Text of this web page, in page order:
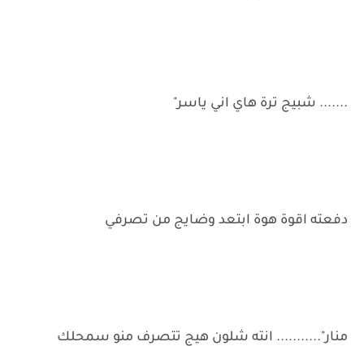
....... شبيج ترة هاي اني ياسر"
دفعته اقوة هوة ابتعد وضايج من تصرفي
منار"........... انته شلون هيج تتصرف منو سمحلك